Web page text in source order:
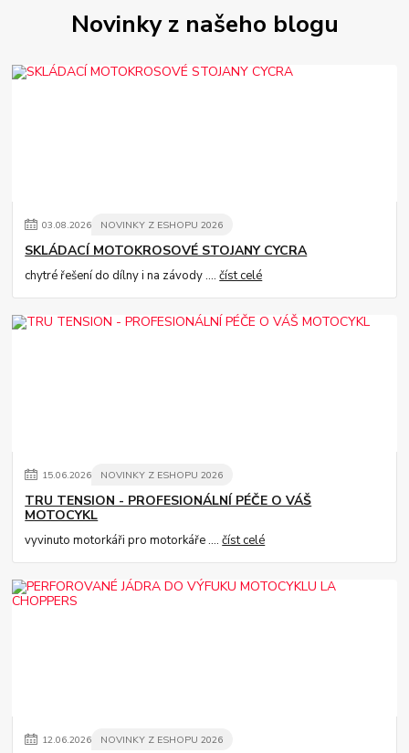
Novinky z našeho blogu
03.08.2026 NOVINKY Z ESHOPU 2026
SKLÁDACÍ MOTOKROSOVÉ STOJANY CYCRA
chytré řešení do dílny i na závody ....číst celé
15.06.2026 NOVINKY Z ESHOPU 2026
TRU TENSION - PROFESIONÁLNÍ PÉČE O VÁŠ
MOTOCYKL
vyvinuto motorkáři pro motorkáře ....číst celé
12.06.2026 NOVINKY Z ESHOPU 2026